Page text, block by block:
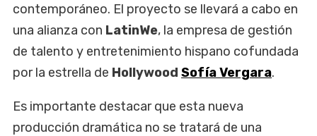
contemporáneo. El proyecto se llevará a cabo en
una alianza con LatinWe, la empresa de gestión
de talento y entretenimiento hispano cofundada
por la estrella de Hollywood Sofía Vergara.
Es importante destacar que esta nueva
producción dramática no se tratará de una